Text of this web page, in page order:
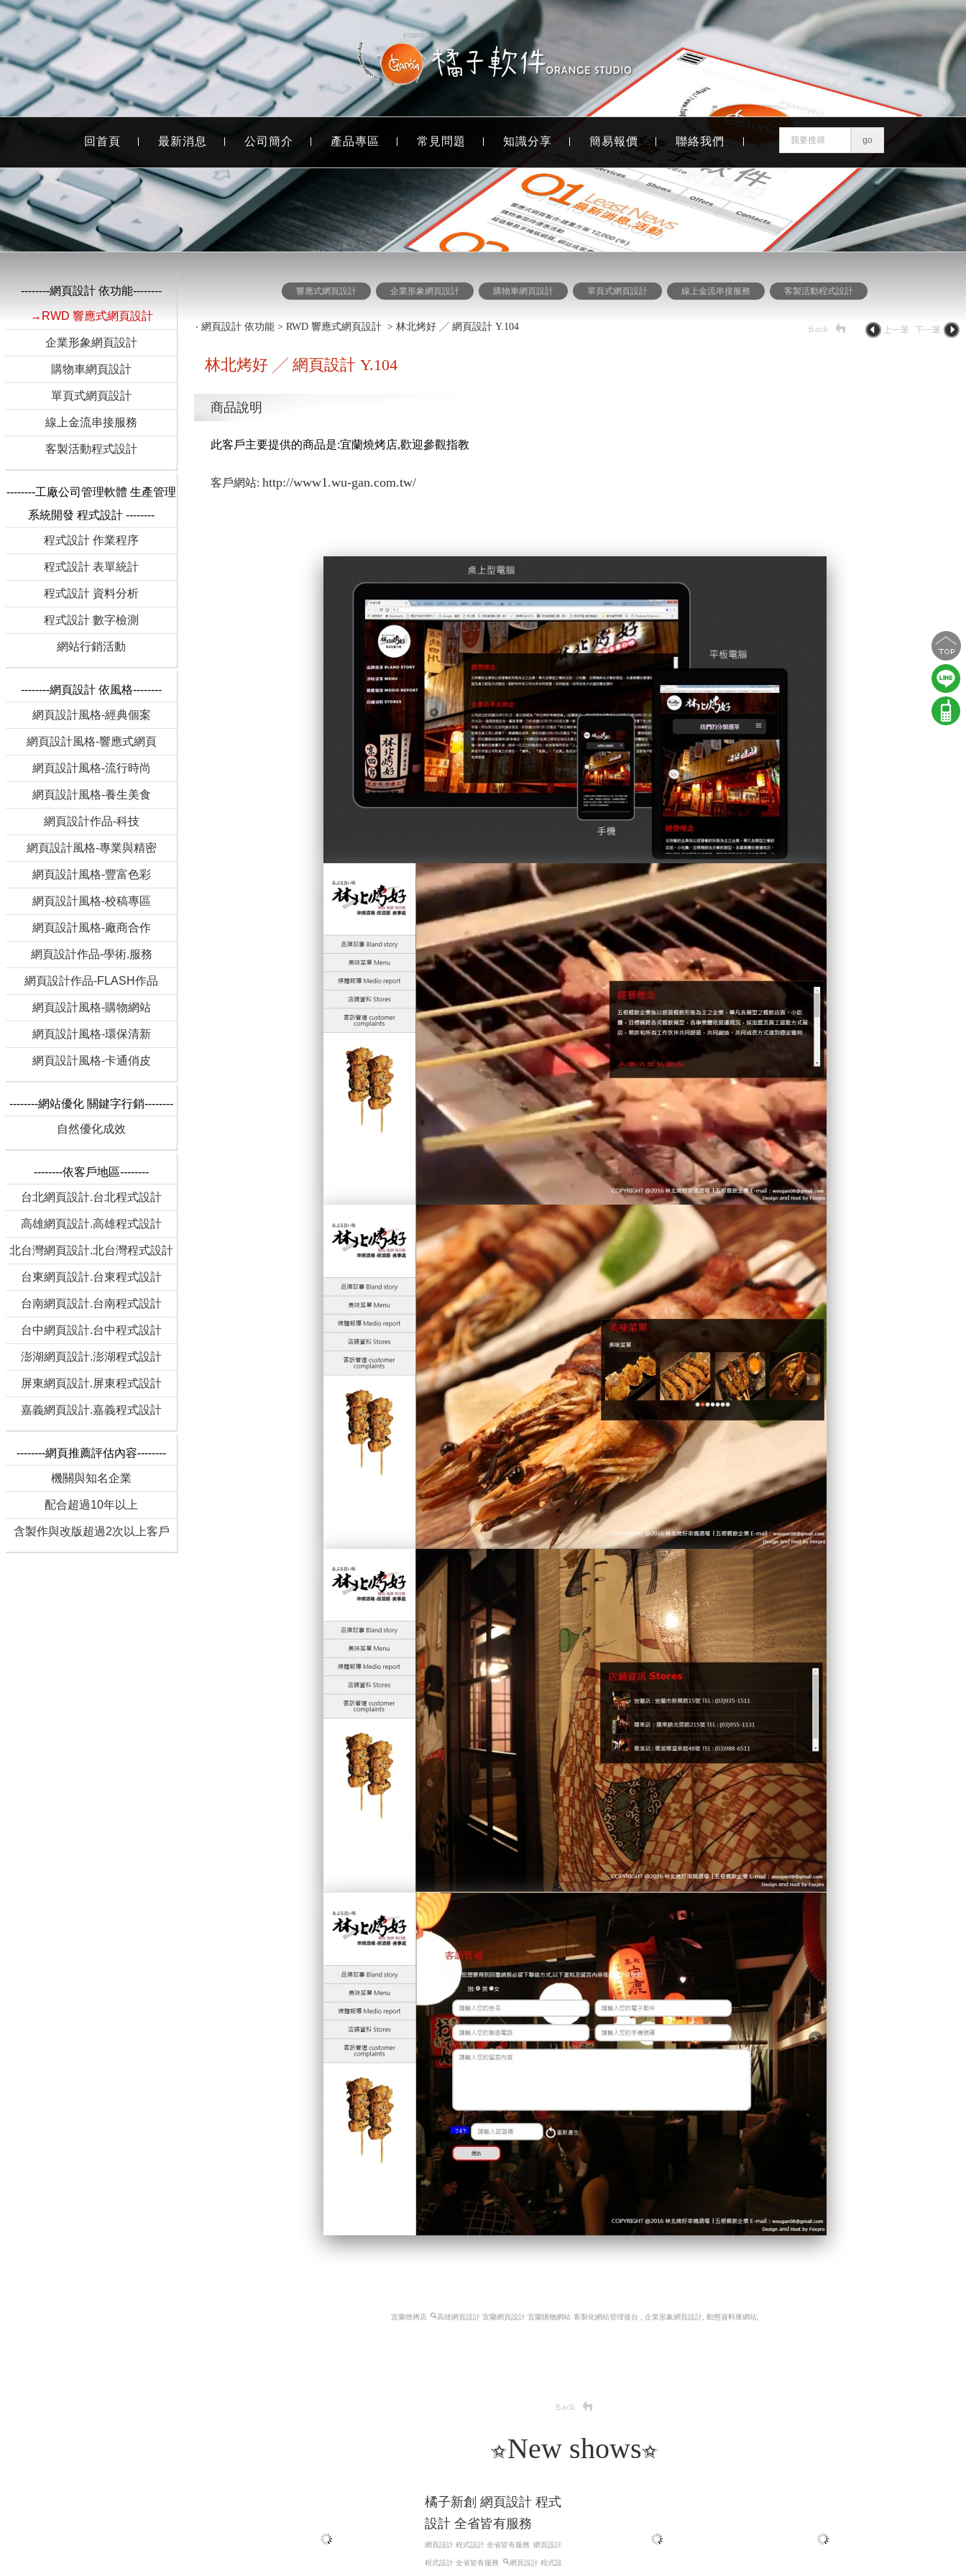
回首頁 最新消息 公司簡介 產品專區 常見問題 知識分享 簡易報價 聯絡我們
--------網頁設計 依功能--------
→RWD 響應式網頁設計
企業形象網頁設計
購物車網頁設計
單頁式網頁設計
線上金流串接服務
客製活動程式設計
--------工廠公司管理軟體 生產管理
系統開發 程式設計 --------
程式設計 作業程序
程式設計 表單統計
程式設計 資料分析
程式設計 數字檢測
網站行銷活動
--------網頁設計 依風格--------
網頁設計風格-經典個案
網頁設計風格-響應式網頁
網頁設計風格-流行時尚
網頁設計風格-養生美食
網頁設計作品-科技
網頁設計風格-專業與精密
網頁設計風格-豐富色彩
網頁設計風格-校稿專區
網頁設計風格-廠商合作
網頁設計作品-學術.服務
網頁設計作品-FLASH作品
網頁設計風格-購物網站
網頁設計風格-環保清新
網頁設計風格-卡通俏皮
--------網站優化 關鍵字行銷--------
自然優化成效
--------依客戶地區--------
台北網頁設計.台北程式設計
高雄網頁設計.高雄程式設計
北台灣網頁設計.北台灣程式設計
台東網頁設計.台東程式設計
台南網頁設計.台南程式設計
台中網頁設計.台中程式設計
澎湖網頁設計.澎湖程式設計
屏東網頁設計.屏東程式設計
嘉義網頁設計.嘉義程式設計
--------網頁推薦評估內容--------
機關與知名企業
配合超過10年以上
含製作與改版超過2次以上客戶
響應式網頁設計 企業形象網頁設計 購物車網頁設計 單頁式網頁設計 線上金流串接服務 客製活動程式設計
‧網頁設計 依功能 >RWD 響應式網頁設計 > 林北烤好 ╱ 網頁設計 Y.104
林北烤好 ╱ 網頁設計 Y.104
商品說明
此客戶主要提供的商品是:宜蘭燒烤店,歡迎參觀指教
客戶網站:http://www1.wu-gan.com.tw/
宜蘭燒烤店 高雄網頁設計 宜蘭網頁設計 宜蘭購物網站 客製化網站管理後台 , 企業形象網頁設計, 動態資料庫網站,
New shows
高雄設式設計 高雄網頁設計
105法拍網 法拍物件〡法拍案件查詢, 台中
程式設計 Y.112